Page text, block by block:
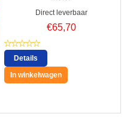
Direct leverbaar
€65,70
Details
In winkelwagen